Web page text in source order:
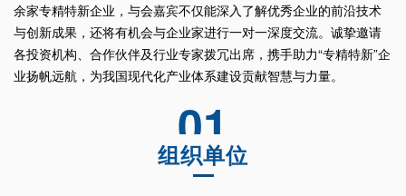
余家专精特新企业，与会嘉宾不仅能深入了解优秀企业的前沿技术
与创新成果，还将有机会与企业家进行一对一深度交流。诚挚邀请
各投资机构、合作伙伴及行业专家拨冗出席，携手助力“专精特新”企
业扬帆远航，为我国现代化产业体系建设贡献智慧与力量。
01
组织单位